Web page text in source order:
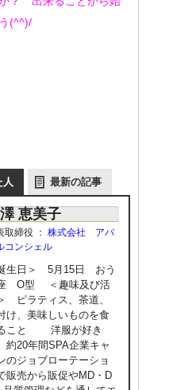
(^^)/
人 最新の記事
恵美子
取締役 ： 株式会社 アパ
コンシェル
生日＞ 5月15日 おう
O型 ＜趣味及び活
ピラティス、茶道、
け、美味しいものを食
こと 洋服が好き
約20年間SPA企業キャ
のジョブローテーショ
販売から販促やMD・D